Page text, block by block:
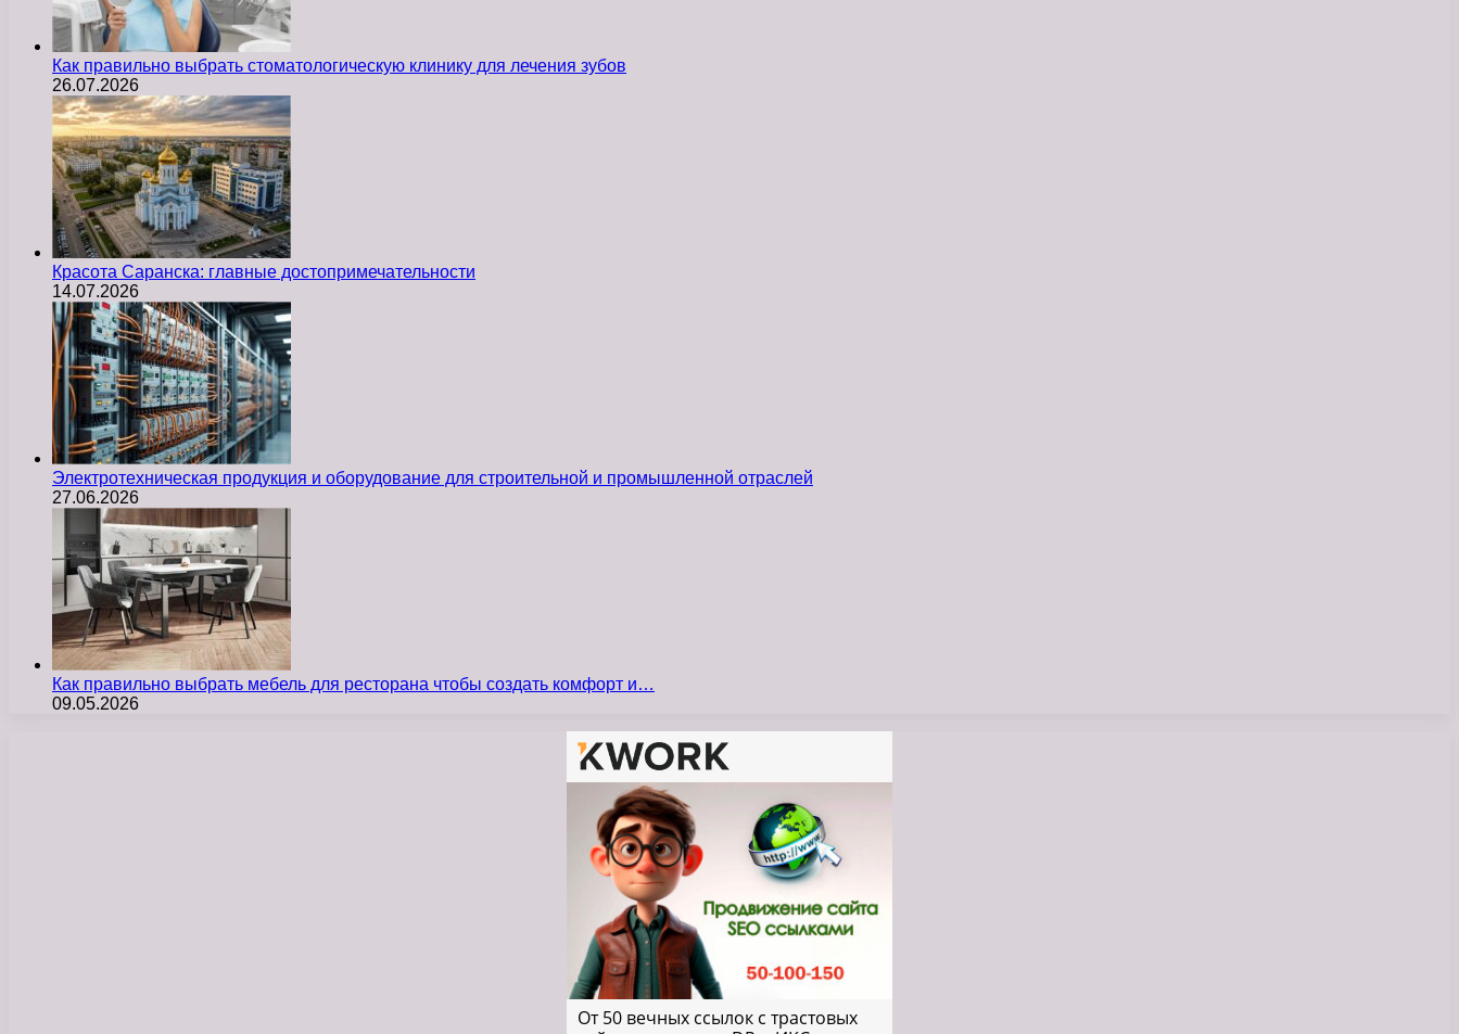
Как правильно выбрать стоматологическую клинику для лечения зубов
26.07.2026
Красота Саранска: главные достопримечательности
14.07.2026
Электротехническая продукция и оборудование для строительной и промышленной отраслей
27.06.2026
Как правильно выбрать мебель для ресторана чтобы создать комфорт и…
09.05.2026